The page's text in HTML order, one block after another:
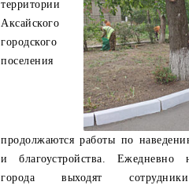
территории
Аксайского
городского
поселения
продолжаются работы по
и благоустройства. Ежедневно
города выходят